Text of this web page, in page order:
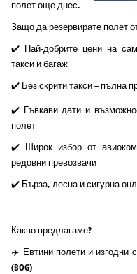
полет още днес.
Защо да резервирате полет
✔️ Най-добрите цени на
такси и багаж
✔️ Без скрити такси – пълна
✔️ Гъвкави дати и
полет
✔️ Широк избор от
редовни превозвачи
✔️ Бърза, лесна и сигурна
Какво предлагаме?
✈️ Евтини полети и изгодни
(BOG)